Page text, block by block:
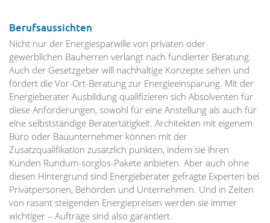
Berufsaussichten
Nicht nur der Energiesparwille von privaten oder
gewerblichen Bauherren verlangt nach fundierter Beratung.
Auch der Gesetzgeber will nachhaltige Konzepte sehen und
fördert die Vor-Ort-Beratung zur Energieeinsparung. Mit der
Energieberater Ausbildung qualifizieren sich Absolventen für
diese Anforderungen, sowohl für eine Anstellung als auch für
eine selbstständige Beratertätigkeit. Architekten mit eigenem
Büro oder Bauunternehmer können mit der
Zusatzqualifikation zusätzlich punkten, indem sie ihren
Kunden Rundum-sorglos-Pakete anbieten. Aber auch ohne
diesen Hintergrund sind Energieberater gefragte Experten bei
Privatpersonen, Behörden und Unternehmen. Und in Zeiten
von rasant steigenden Energiepreisen werden sie immer
wichtiger – Aufträge sind also garantiert.